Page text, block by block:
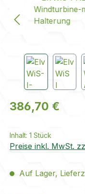
Regulärer Preis:
386,70 €
Inhalt: 1 Stück
Preise inkl. MwSt.
Auf Lager,